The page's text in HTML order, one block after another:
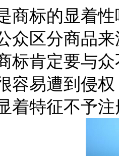
标的显着性
众区分商品
标肯定要与
容易遭到侵
着特征不予